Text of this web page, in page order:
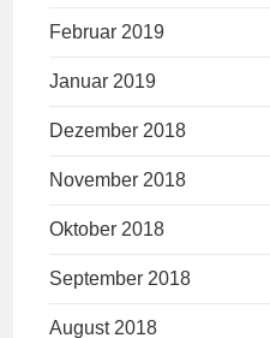
Februar 2019
Januar 2019
Dezember 2018
November 2018
Oktober 2018
September 2018
August 2018